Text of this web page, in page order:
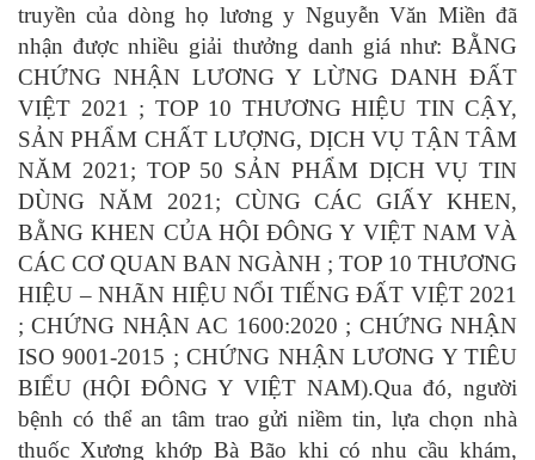
truyền của dòng họ lương y Nguyễn Văn Miền đã
nhận được nhiều giải thưởng danh giá như: BẰNG
CHỨNG NHẬN LƯƠNG Y LỪNG DANH ĐẤT
VIỆT 2021 ; TOP 10 THƯƠNG HIỆU TIN CẬY,
SẢN PHẨM CHẤT LƯỢNG, DỊCH VỤ TẬN TÂM
NĂM 2021; TOP 50 SẢN PHẨM DỊCH VỤ TIN
DÙNG NĂM 2021; CÙNG CÁC GIẤY KHEN,
BẰNG KHEN CỦA HỘI ĐÔNG Y VIỆT NAM VÀ
CÁC CƠ QUAN BAN NGÀNH ; TOP 10 THƯƠNG
HIỆU – NHÃN HIỆU NỔI TIẾNG ĐẤT VIỆT 2021
; CHỨNG NHẬN AC 1600:2020 ; CHỨNG NHẬN
ISO 9001-2015 ; CHỨNG NHẬN LƯƠNG Y TIÊU
BIỂU (HỘI ĐÔNG Y VIỆT NAM).Qua đó, người
bệnh có thể an tâm trao gửi niềm tin, lựa chọn nhà
thuốc Xương khớp Bà Bão khi có nhu cầu khám,